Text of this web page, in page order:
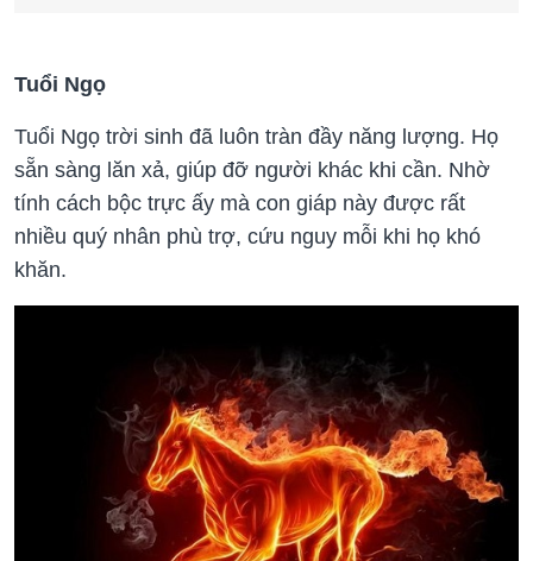
Tuổi Ngọ
Tuổi Ngọ trời sinh đã luôn tràn đầy năng lượng. Họ
sẵn sàng lăn xả, giúp đỡ người khác khi cần. Nhờ
tính cách bộc trực ấy mà con giáp này được rất
nhiều quý nhân phù trợ, cứu nguy mỗi khi họ khó
khăn.